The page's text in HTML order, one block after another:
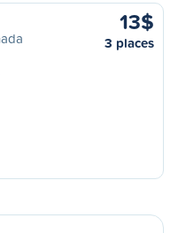
13$
3 places